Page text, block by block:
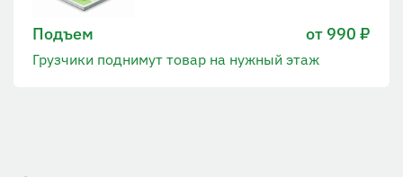
Подъем от 990 ₽
Грузчики поднимут товар на нужный этаж